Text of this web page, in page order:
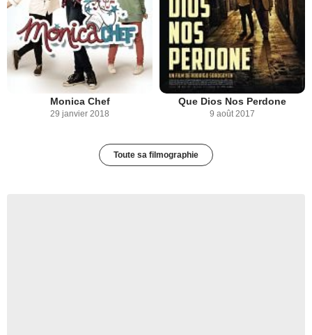
Monica Chef
29 janvier 2018
Que Dios Nos Perdone
9 août 2017
Toute sa filmographie